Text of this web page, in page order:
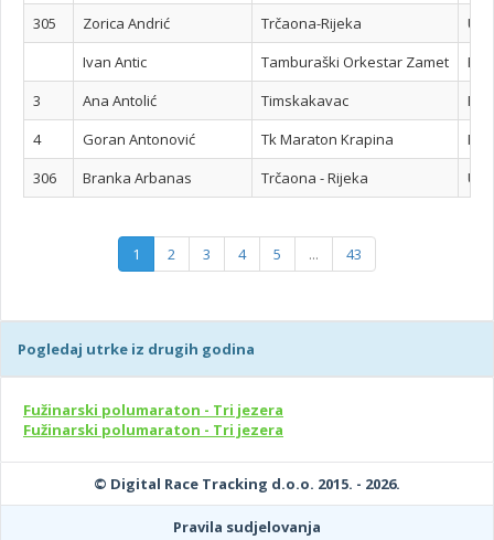
305
Zorica Andrić Trčaona-Rijeka
Ivan Antic
Tamburaški Orkestar Zamet
3
Ana Antolić Timskakavac
4
Goran Antonović Tk Maraton Krapina
306
Branka Arbanas Trčaona - Rijeka
1 2 3 4 5 ... 43
Pogledaj utrke iz drugih godina
Fužinarski polumaraton - Tri jezera
Fužinarski polumaraton - Tri jezera
© Digital Race Tracking d.o.o. 2015. - 2026.
Pravila sudjelovanja